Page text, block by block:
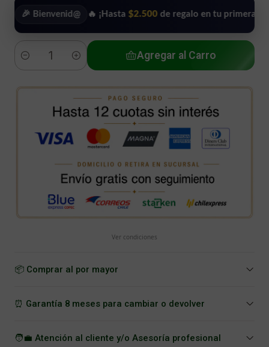
🔥 ¡Hasta $2.500de regalo en tu primera compra!
Cantidad
Agregar al Carro
Ver condiciones
📦 Comprar al por mayor
⏰ Garantía 8 meses para cambiar o devolver
🧑‍💼 Atención al cliente y/o Asesoría profesional